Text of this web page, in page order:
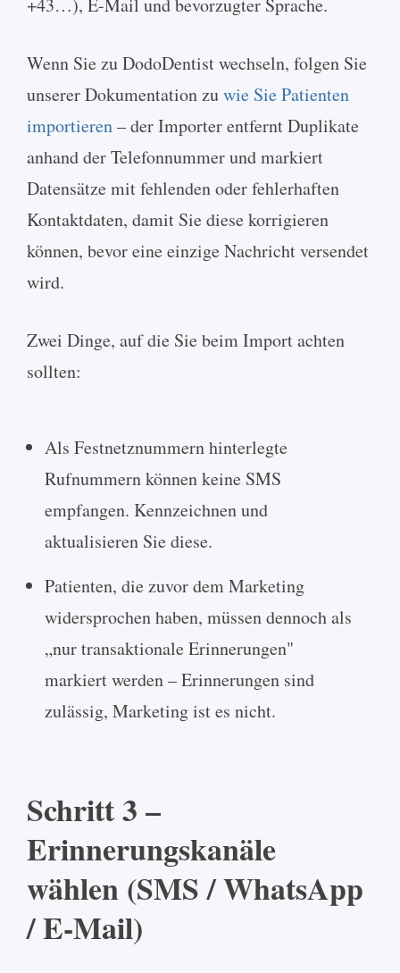
Wenn Sie zu DodoDentist wechseln, folgen Sie
unserer Dokumentation zuwie Sie Patienten
importieren– der Importer entfernt Duplikate
anhand der Telefonnummer und markiert
Datensätze mit fehlenden oder fehlerhaften
Kontaktdaten, damit Sie diese korrigieren
können, bevor eine einzige Nachricht versendet
wird.
Zwei Dinge, auf die Sie beim Import achten
sollten:
Als Festnetznummern hinterlegte
Rufnummern können keine SMS
empfangen. Kennzeichnen und
aktualisieren Sie diese.
Patienten, die zuvor dem Marketing
widersprochen haben, müssen dennoch als
„nur transaktionale Erinnerungen"
markiert werden – Erinnerungen sind
zulässig, Marketing ist es nicht.
Schritt 3 –
Erinnerungskanäle
wählen (SMS / WhatsApp
/ E-Mail)